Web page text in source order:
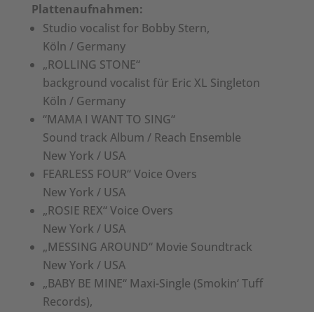
Plattenaufnahmen:
Studio vocalist for Bobby Stern,
Köln / Germany
„ROLLING STONE“
background vocalist für Eric XL Singleton
Köln / Germany
“MAMA I WANT TO SING“
Sound track Album / Reach Ensemble
New York / USA
FEARLESS FOUR“ Voice Overs
New York / USA
„ROSIE REX“ Voice Overs
New York / USA
„MESSING AROUND“ Movie Soundtrack
New York / USA
„BABY BE MINE“ Maxi-Single (Smokin‘ Tuff
Records),